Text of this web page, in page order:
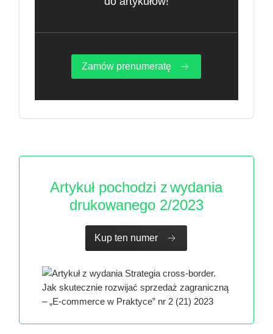
Zamów prenumeratę
Artykuł pochodzi z wydania
drukowanego 2/2023
Kup ten numer